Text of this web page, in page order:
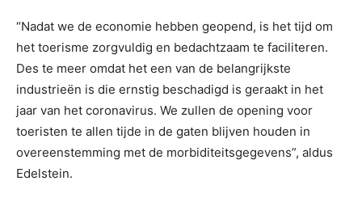
“Nadat we de economie hebben geopend, is het tijd om
het toerisme zorgvuldig en bedachtzaam te faciliteren.
Des te meer omdat het een van de belangrijkste
industrieën is die ernstig beschadigd is geraakt in het
jaar van het coronavirus. We zullen de opening voor
toeristen te allen tijde in de gaten blijven houden in
overeenstemming met de morbiditeitsgegevens”, aldus
Edelstein.